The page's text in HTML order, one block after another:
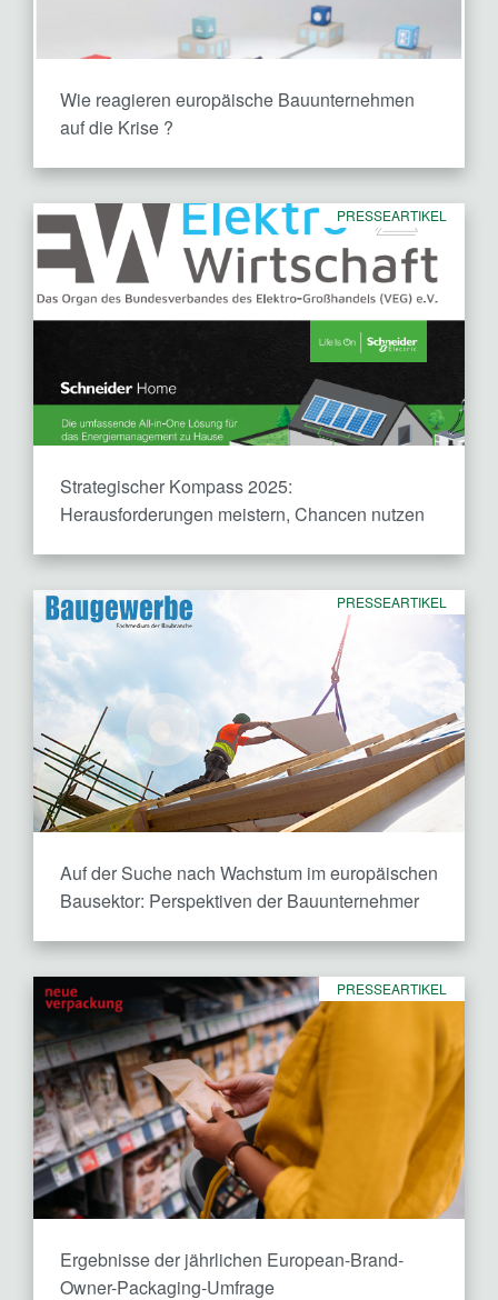
Wie reagieren europäische Bauunternehmen
auf die Krise ?
PRESSEARTIKEL
Strategischer Kompass 2025:
Herausforderungen meistern, Chancen nutzen
PRESSEARTIKEL
Auf der Suche nach Wachstum im europäischen
Bausektor: Perspektiven der Bauunternehmer
PRESSEARTIKEL
Ergebnisse der jährlichen European-Brand-
Owner-Packaging-Umfrage